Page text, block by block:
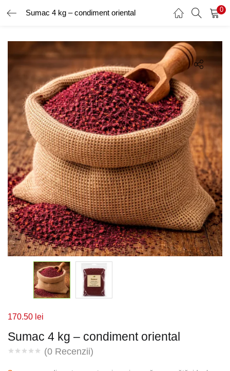
Sumac 4 kg – condiment oriental 0
AUTENTIFICARE ÎNREGISTRARE
Introduceți numele de utilizator și parola pentru a vă autentifica.
Amintește-ți de mine
Ai uitat parola?
Sumac 4 kg – condiment oriental
(0 Recenzii)
170.50 lei